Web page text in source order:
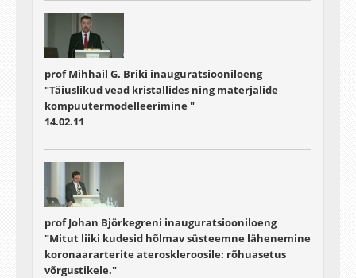
prof Mihhail G. Briki inauguratsiooniloeng
"Täiuslikud vead kristallides ning materjalide
kompuutermodelleerimine "
14.02.11
prof Johan Björkegreni inauguratsiooniloeng
"Mitut liiki kudesid hõlmav süsteemne lähenemine
koronaararterite ateroskleroosile: rõhuasetus
võrgustikele."